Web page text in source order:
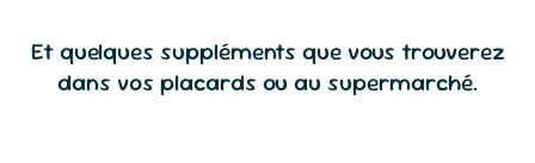
Et quelques suppléments que vous trouverez
dans vos placards ou au supermarché.